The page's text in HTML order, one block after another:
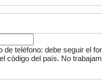
de teléfono: debe seguir el
código del país. No